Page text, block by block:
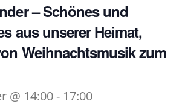
– Schönes und
aus unserer Heimat,
Weihnachtsmusik zum
@ 14:00- 17:00